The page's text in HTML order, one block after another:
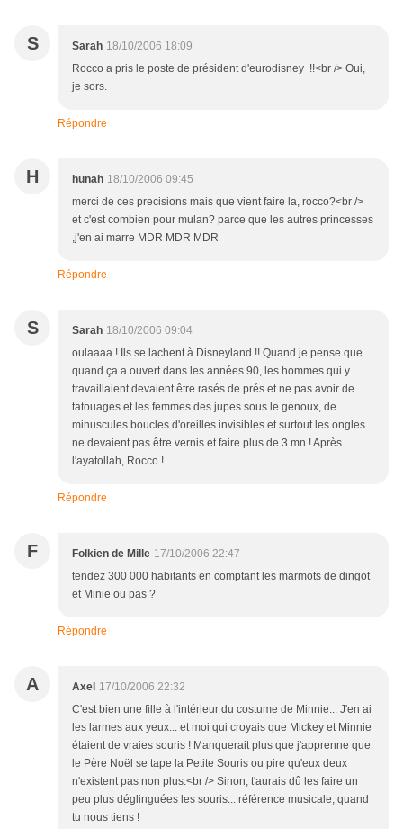
S Sarah 18/10/2006 18:09
Rocco a pris le poste de président d'eurodisney !!<br /> Oui,
je sors.
Répondre
H hunah 18/10/2006 09:45
merci de ces precisions mais que vient faire la, rocco?<br />
et c'est combien pour mulan? parce que les autres princesses
,j'en ai marre MDR MDR MDR
Répondre
S Sarah 18/10/2006 09:04
oulaaaa ! Ils se lachent à Disneyland !! Quand je pense que
quand ça a ouvert dans les années 90, les hommes qui y
travaillaient devaient être rasés de prés et ne pas avoir de
tatouages et les femmes des jupes sous le genoux, de
minuscules boucles d'oreilles invisibles et surtout les ongles
ne devaient pas être vernis et faire plus de 3 mn ! Après
l'ayatollah, Rocco !
Répondre
F Folkien de Mille 17/10/2006 22:47
tendez 300 000 habitants en comptant les marmots de dingot
et Minie ou pas ?
Répondre
A Axel 17/10/2006 22:32
C'est bien une fille à l'intérieur du costume de Minnie... J'en ai
les larmes aux yeux... et moi qui croyais que Mickey et Minnie
étaient de vraies souris ! Manquerait plus que j'apprenne que
le Père Noël se tape la Petite Souris ou pire qu'eux deux
n'existent pas non plus.<br /> Sinon, t'aurais dû les faire un
peu plus déglinguées les souris... référence musicale, quand
tu nous tiens !